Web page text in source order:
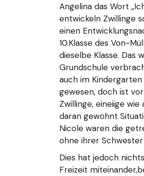
Angelina das Wort
entwickeln Zwillinge
einen
10.Klasse des Von-
dieselbe Klasse. Das
Grundschule
auch im
gewesen, doch ist
Zwillinge, eineiige
daran gewöhnt
Nicole waren die
ohne ihrer
Dies hat jedoch
Freizeit